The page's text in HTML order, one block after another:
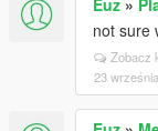
Euz »
not sure
Zobacz
23